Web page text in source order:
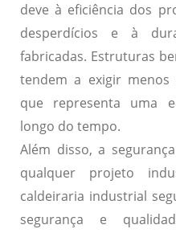
deve à eficiência dos
desperdícios e à
fabricadas. Estruturas
tendem a exigir
que representa uma
longo do tempo.
Além disso, a
qualquer projeto
caldeiraria industrial
segurança e